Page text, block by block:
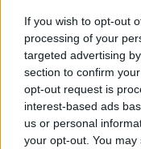
If you wish to opt-out
processing of your
targeted advertising
section to confirm
opt-out request is
interest-based ads
us or personal
your opt-out. You
megoldásokra is
Defocus és Eye
csökkenteni a